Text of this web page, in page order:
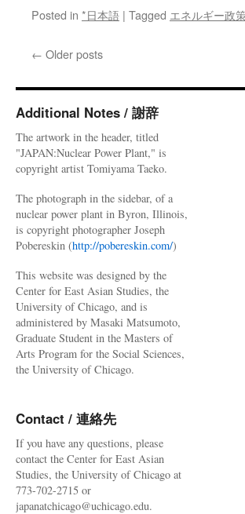
Posted in *日本語 | Tagged エネルギー政策
← Older posts
Additional Notes / 謝辞
The artwork in the header, titled
"JAPAN:Nuclear Power Plant," is
copyright artist Tomiyama Taeko.
The photograph in the sidebar, of a
nuclear power plant in Byron, Illinois,
is copyright photographer Joseph
Pobereskin (http://pobereskin.com/)
This website was designed by the
Center for East Asian Studies, the
University of Chicago, and is
administered by Masaki Matsumoto,
Graduate Student in the Masters of
Arts Program for the Social Sciences,
the University of Chicago.
Contact / 連絡先
If you have any questions, please
contact the Center for East Asian
Studies, the University of Chicago at
773-702-2715 or
japanatchicago@uchicago.edu.